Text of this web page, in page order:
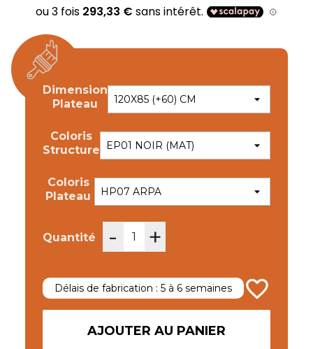
Dimension
Plateau
Coloris
Structure
Coloris
Plateau
Quantité - +
Délais de fabrication : 5 à 6 semaines favorite_border
AJOUTER AU PANIER